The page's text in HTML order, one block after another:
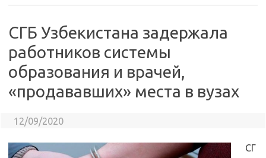
СГБ Узбекистана задержала
работников системы
образования и врачей,
«продававших» места в вузах
12/09/2020
СГ